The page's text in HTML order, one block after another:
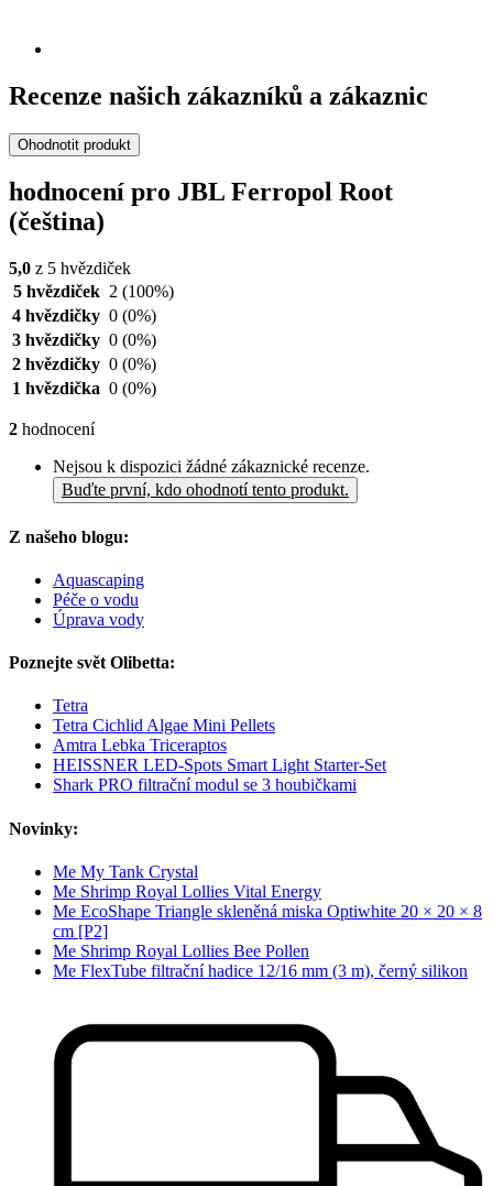
Recenze našich zákazníků a zákaznic
Ohodnotit produkt
hodnocení pro JBL Ferropol Root
(čeština)
5,0 z 5 hvězdiček
5 hvězdiček 2 (100%)
4 hvězdičky 0 (0%)
3 hvězdičky 0 (0%)
2 hvězdičky 0 (0%)
1 hvězdička 0 (0%)
2 hodnocení
Nejsou k dispozici žádné zákaznické recenze.
Buďte první, kdo ohodnotí tento produkt.
Z našeho blogu:
Aquascaping
Péče o vodu
Úprava vody
Poznejte svět Olibetta:
Tetra
Tetra Cichlid Algae Mini Pellets
Amtra Lebka Triceraptos
HEISSNER LED-Spots Smart Light Starter-Set
Shark PRO filtrační modul se 3 houbičkami
Novinky:
Me My Tank Crystal
Me Shrimp Royal Lollies Vital Energy
Me EcoShape Triangle skleněná miska Optiwhite 20 × 20 × 8
cm [P2]
Me Shrimp Royal Lollies Bee Pollen
Me FlexTube filtrační hadice 12/16 mm (3 m), černý silikon